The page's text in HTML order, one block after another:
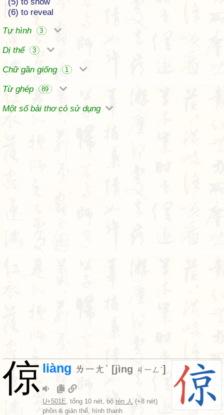
(6) to reveal
Tự hình
3
Dị thể 3
Chữ gần giống 1
Từ ghép 89
Một số bài thơ có sử dụng
倞 liàng ㄌㄧㄤˋ [jìng ㄐㄧㄥˋ]
U+501E, tổng 10 nét, bộ rén 人 (+8 nét)
phồn & giản thể, hình thanh